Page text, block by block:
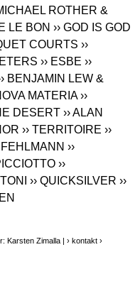
ROTHER &
LE BON ›› GOD IS GOD
COURTS ››
›› ESBE ››
BENJAMIN LEW &
MATERIA ››
DESERT ›› ALAN
›› TERRITOIRE ››
››
››
›› QUICKSILVER ››
Karsten Zimalla |› kontakt ›